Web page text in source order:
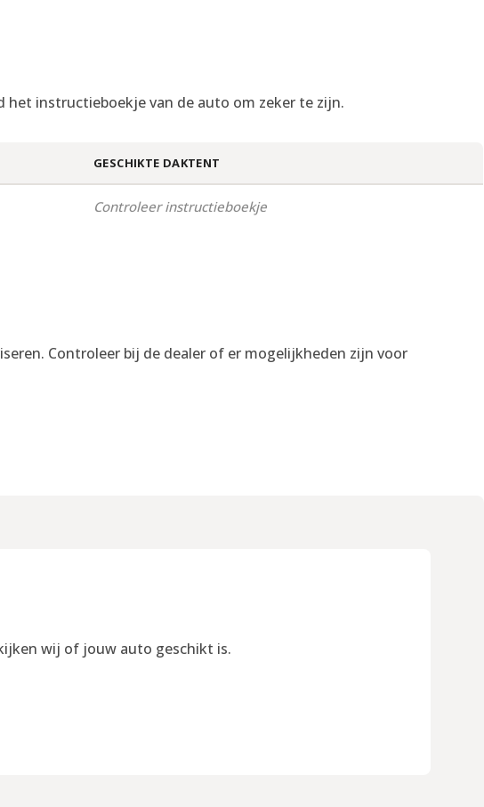
het instructieboekje van de auto om zeker te zijn.
GESCHIKTE DAKTENT
Controleer instructieboekje
Controleer bij de dealer of er mogelijkheden zijn voor
wij of jouw auto geschikt is.